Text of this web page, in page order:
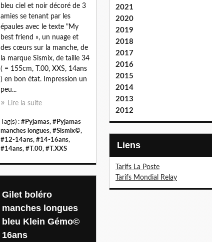
bleu ciel et noir décoré de 3
amies se tenant par les
épaules avec le texte "My
best friend », un nuage et
des cœurs sur la manche, de
la marque Sismix, de taille 34
( = 155cm, T.00, XXS, 14ans
) en bon état. Impression un
peu...
Lire la suite
Tag(s) : #Pyjamas, #Pyjamas
manches longues, #Sismix©,
#12-14ans, #14-16ans,
#14ans, #T.00, #T.XXS
Gilet boléro
manches longues
bleu Klein Gémo©
16ans
2021
2020
2019
2018
2017
2016
2015
2014
2013
2012
Liens
Tarifs La Poste
Tarifs Mondial Relay